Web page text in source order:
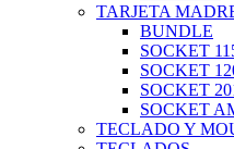
TARJETA
BUNDLE
SOCKET
SOCKET
SOCKET
SOCKET
TECLADO Y